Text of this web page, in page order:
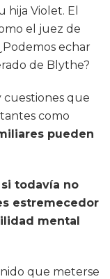
hija Violet. El
el juez de
echar
de Blythe?
cuestiones que
como
pueden
todavía no
estremecedor
mental
que meterse